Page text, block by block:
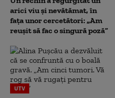
arici viu și nevătămat, în
fața unor cercetători: „Am
reușit să fac o singură poză”
UTV